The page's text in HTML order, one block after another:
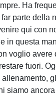
Ha
parte della
qui con
in questa
voglio
fuori.
siamo